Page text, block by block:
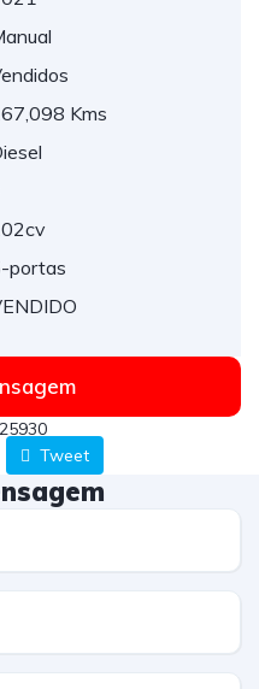
Kms
portas
Tweet